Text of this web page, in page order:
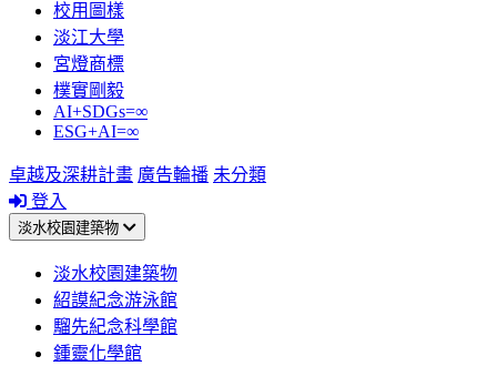
校用圖樣
淡江大學
宮燈商標
樸實剛毅
AI+SDGs=∞
ESG+AI=∞
卓越及深耕計畫 廣告輪播 未分類
登入
淡水校園建築物
淡水校園建築物
紹謨紀念游泳館
騮先紀念科學館
鍾靈化學館